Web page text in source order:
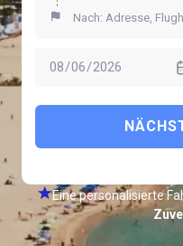
Eine personalisierte